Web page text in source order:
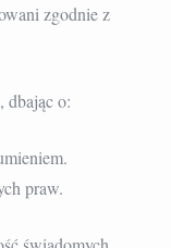
zgodnie z
dbając o:
praw.